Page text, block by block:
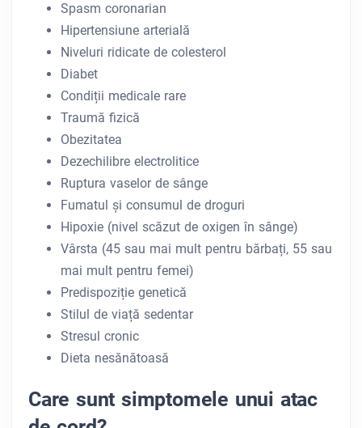
Spasm coronarian
Hipertensiune arterială
Niveluri ridicate de colesterol
Diabet
Condiții medicale rare
Traumă fizică
Obezitatea
Dezechilibre electrolitice
Ruptura vaselor de sânge
Fumatul și consumul de droguri
Hipoxie (nivel scăzut de oxigen în sânge)
Vârsta (45 sau mai mult pentru bărbați, 55 sau
mai mult pentru femei)
Predispoziție genetică
Stilul de viață sedentar
Stresul cronic
Dieta nesănătoasă
Care sunt simptomele unui atac